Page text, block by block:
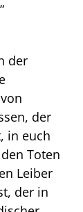
der
der
in euch
Toten
Leiber
der in